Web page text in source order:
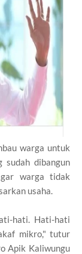
warga untuk
dibangun
warga tidak
usaha.
hati. Hati-hati
mikro," tutur
Apik Kaliwungu